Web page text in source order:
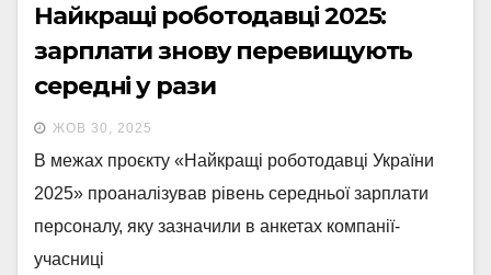
Найкращі роботодавці 2025:
зарплати знову перевищують
середні у рази
ЖОВ 30, 2025
В межах проєкту «Найкращі роботодавці України
2025» проаналізував рівень середньої зарплати
персоналу, яку зазначили в анкетах компанії-
учасниці